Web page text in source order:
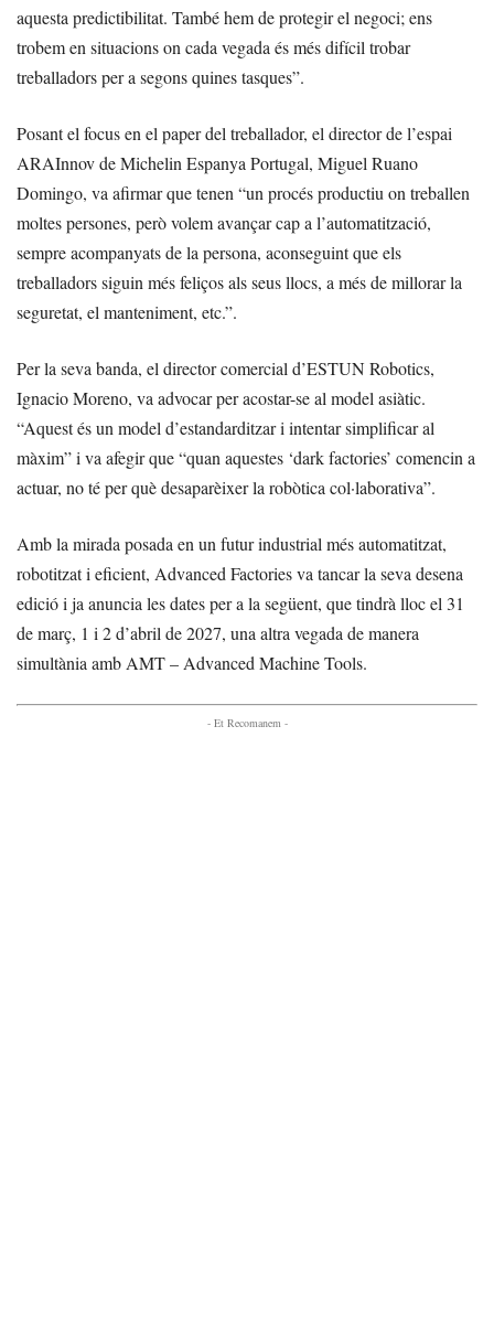
aquesta predictibilitat. També hem de protegir el negoci; ens
trobem en situacions on cada vegada és més difícil trobar
treballadors per a segons quines tasques”.
Posant el focus en el paper del treballador, el director de l’espai
ARAInnov de Michelin Espanya Portugal, Miguel Ruano
Domingo, va afirmar que tenen “un procés productiu on treballen
moltes persones, però volem avançar cap a l’automatització,
sempre acompanyats de la persona, aconseguint que els
treballadors siguin més feliços als seus llocs, a més de millorar la
seguretat, el manteniment, etc.”.
Per la seva banda, el director comercial d’ESTUN Robotics,
Ignacio Moreno, va advocar per acostar-se al model asiàtic.
“Aquest és un model d’estandarditzar i intentar simplificar al
màxim” i va afegir que “quan aquestes ‘dark factories’ comencin a
actuar, no té per què desaparèixer la robòtica col·laborativa”.
Amb la mirada posada en un futur industrial més automatitzat,
robotitzat i eficient, Advanced Factories va tancar la seva desena
edició i ja anuncia les dates per a la següent, que tindrà lloc el 31
de març, 1 i 2 d’abril de 2027, una altra vegada de manera
simultània amb AMT – Advanced Machine Tools.
- Et Recomanem -